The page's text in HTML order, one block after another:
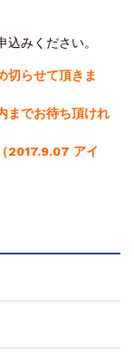
みください。
切らせて頂きま
までお待ち頂けれ
2017.9.07 アイ